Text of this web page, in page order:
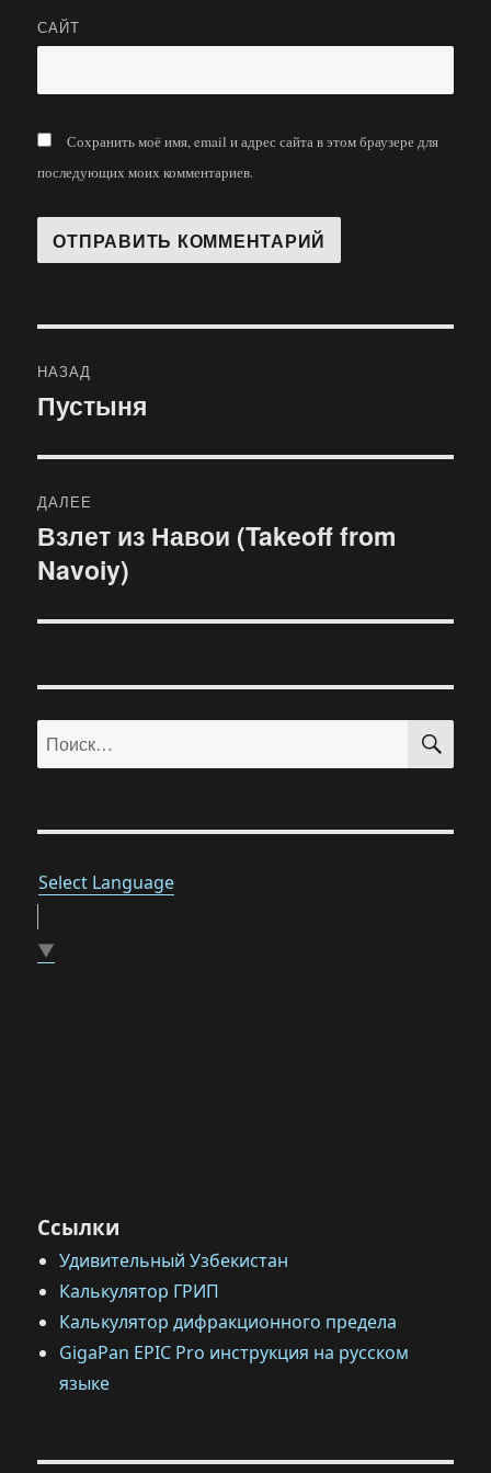
САЙТ
Сохранить моё имя, email и адрес сайта в этом браузере для
последующих моих комментариев.
по
НАЗАД
Предыдущая
Пустыня
ДАЛЕЕ
Следующая
запись:
Взлет из Навои (Takeoff from
Navoiy)
Искать:
Select Language
▼
Ссылки
Удивительный Узбекистан
Калькулятор ГРИП
Калькулятор дифракционного предела
GigaPan EPIC Pro инструкция на русском
языке